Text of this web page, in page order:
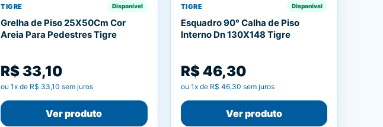
TIGRE Disponível
Grelha de Piso 25X50Cm Cor
Areia Para Pedestres Tigre
R$ 33,10
ou1x de R$ 33,10 sem juros
Ver produto
TIGRE Disponível
Esquadro 90° Calha de Piso
Interno Dn 130X148 Tigre
R$ 46,30
ou 1x de R$ 46,30 sem juros
Ver produto